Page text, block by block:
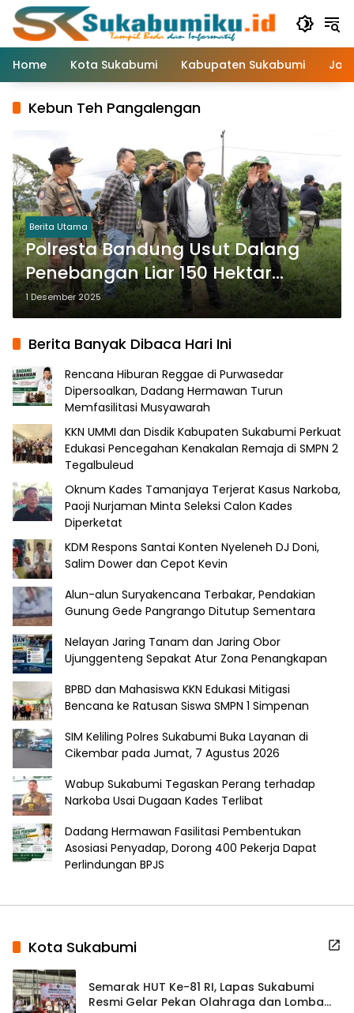
Langsung
konten
Home
Kota Sukabumi Kabupaten Sukabumi
Kebun Teh Pangalengan
Berita Utama
Polresta Bandung Usut Dalang
Penebangan Liar 150 Hektar
Kebun Teh di Pangalengan
1 Desember 2025
Berita Banyak Dibaca Hari Ini
Rencana Hiburan Reggae di Purwasedar
Dipersoalkan, Dadang Hermawan Turun
Memfasilitasi Musyawarah
KKN UMMI dan Disdik Kabupaten Sukabumi Perkuat
Edukasi Pencegahan Kenakalan Remaja di SMPN 2
Tegalbuleud
Oknum Kades Tamanjaya Terjerat Kasus Narkoba,
Paoji Nurjaman Minta Seleksi Calon Kades
Diperketat
KDM Respons Santai Konten Nyeleneh DJ Doni,
Salim Dower dan Cepot Kevin
Alun-alun Suryakencana Terbakar, Pendakian
Gunung Gede Pangrango Ditutup Sementara
Nelayan Jaring Tanam dan Jaring Obor
Ujunggenteng Sepakat Atur Zona Penangkapan
BPBD dan Mahasiswa KKN Edukasi Mitigasi
Bencana ke Ratusan Siswa SMPN 1 Simpenan
SIM Keliling Polres Sukabumi Buka Layanan di
Cikembar pada Jumat, 7 Agustus 2026
Wabup Sukabumi Tegaskan Perang terhadap
Narkoba Usai Dugaan Kades Terlibat
Dadang Hermawan Fasilitasi Pembentukan
Asosiasi Penyadap, Dorong 400 Pekerja Dapat
Perlindungan BPJS
Kota Sukabumi
Semarak HUT Ke-81 RI, Lapas Sukabumi
Resmi Gelar Pekan Olahraga dan Lomba